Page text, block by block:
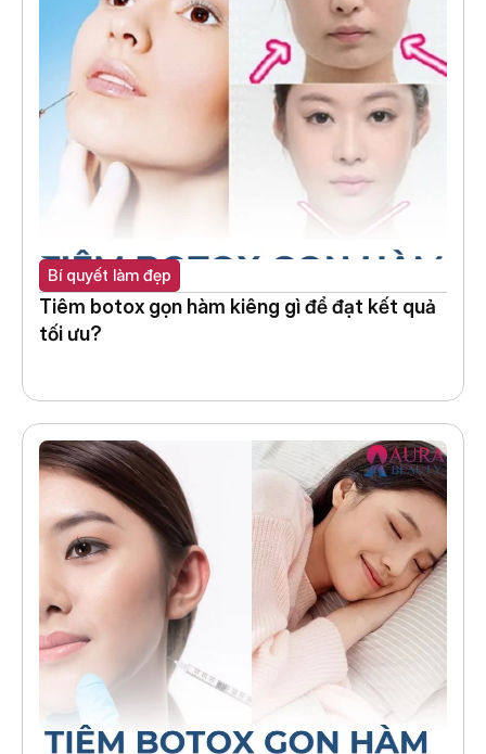
Bí quyết làm đẹp
Tiêm botox gọn hàm kiêng gì để đạt kết quả
tối ưu?